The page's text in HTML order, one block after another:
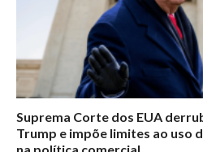
Suprema Corte dos EUA
Trump e impõe limites ao uso